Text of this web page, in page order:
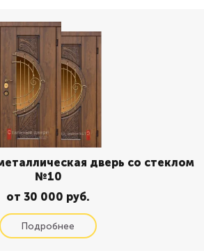
дверь со стеклом
№10
от 30 000 руб.